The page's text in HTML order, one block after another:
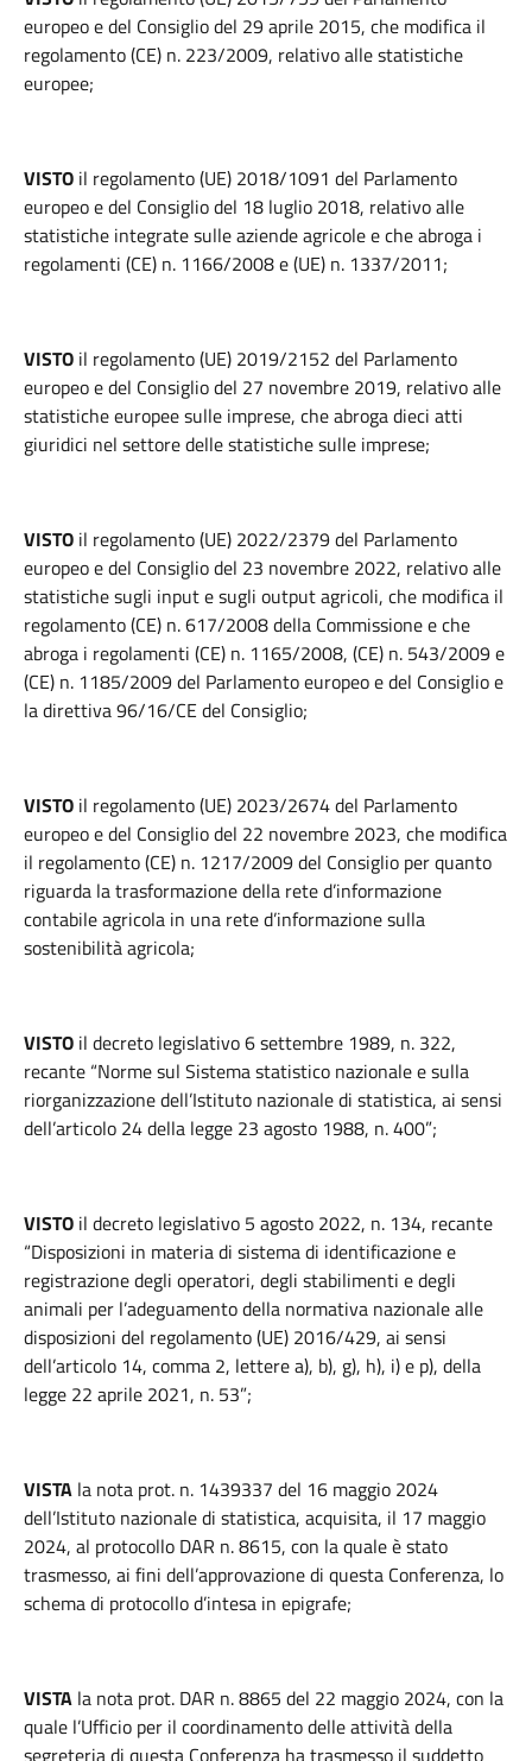
europeo e del Consiglio del 29 aprile 2015, che modifica il
regolamento (CE) n. 223/2009, relativo alle statistiche
europee;
VISTO il regolamento (UE) 2018/1091 del Parlamento
europeo e del Consiglio del 18 luglio 2018, relativo alle
statistiche integrate sulle aziende agricole e che abroga i
regolamenti (CE) n. 1166/2008 e (UE) n. 1337/2011;
VISTO il regolamento (UE) 2019/2152 del Parlamento
europeo e del Consiglio del 27 novembre 2019, relativo alle
statistiche europee sulle imprese, che abroga dieci atti
giuridici nel settore delle statistiche sulle imprese;
VISTO il regolamento (UE) 2022/2379 del Parlamento
europeo e del Consiglio del 23 novembre 2022, relativo alle
statistiche sugli input e sugli output agricoli, che modifica il
regolamento (CE) n. 617/2008 della Commissione e che
abroga i regolamenti (CE) n. 1165/2008, (CE) n. 543/2009 e
(CE) n. 1185/2009 del Parlamento europeo e del Consiglio e
la direttiva 96/16/CE del Consiglio;
VISTO il regolamento (UE) 2023/2674 del Parlamento
europeo e del Consiglio del 22 novembre 2023, che modifica
il regolamento (CE) n. 1217/2009 del Consiglio per quanto
riguarda la trasformazione della rete d’informazione
contabile agricola in una rete d’informazione sulla
sostenibilità agricola;
VISTO il decreto legislativo 6 settembre 1989, n. 322,
recante “Norme sul Sistema statistico nazionale e sulla
riorganizzazione dell’Istituto nazionale di statistica, ai sensi
dell’articolo 24 della legge 23 agosto 1988, n. 400”;
VISTO il decreto legislativo 5 agosto 2022, n. 134, recante
“Disposizioni in materia di sistema di identificazione e
registrazione degli operatori, degli stabilimenti e degli
animali per l’adeguamento della normativa nazionale alle
disposizioni del regolamento (UE) 2016/429, ai sensi
dell’articolo 14, comma 2, lettere a), b), g), h), i) e p), della
legge 22 aprile 2021, n. 53”;
VISTA la nota prot. n. 1439337 del 16 maggio 2024
dell’Istituto nazionale di statistica, acquisita, il 17 maggio
2024, al protocollo DAR n. 8615, con la quale è stato
trasmesso, ai fini dell’approvazione di questa Conferenza, lo
schema di protocollo d’intesa in epigrafe;
VISTA la nota prot. DAR n. 8865 del 22 maggio 2024, con la
quale l’Ufficio per il coordinamento delle attività della
segreteria di questa Conferenza ha trasmesso il suddetto